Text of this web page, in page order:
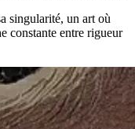
singularité, un art où
constante entre rigueur